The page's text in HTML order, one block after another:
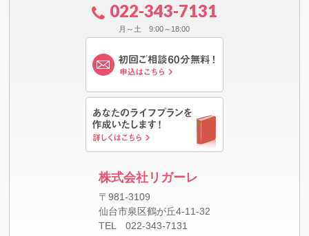
022-343-7131
月～土 9:00～18:00
株式会社リガーレ
〒981-3109
仙台市泉区鶴が丘4-11-32
TEL 022-343-7131